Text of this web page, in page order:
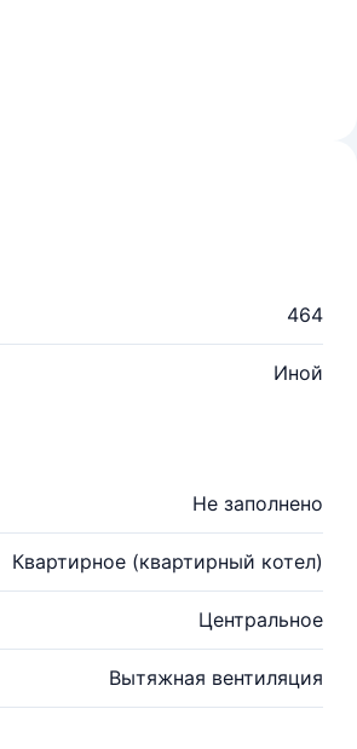
464
Иной
Не заполнено
Квартирное (квартирный котел)
Центральное
Вытяжная вентиляция